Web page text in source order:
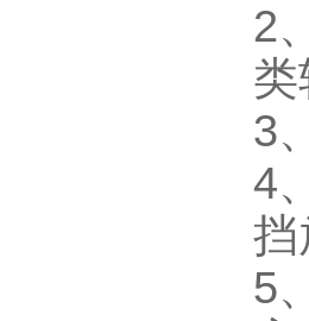
2
3
4
挡
5